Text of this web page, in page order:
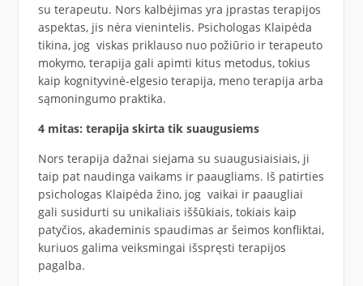
su terapeutu. Nors kalbėjimas yra įprastas terapijos
aspektas, jis nėra vienintelis. Psichologas Klaipėda
tikina, jog viskas priklauso nuo požiūrio ir terapeuto
mokymo, terapija gali apimti kitus metodus, tokius
kaip kognityvinė-elgesio terapija, meno terapija arba
sąmoningumo praktika.
4 mitas: terapija skirta tik suaugusiems
Nors terapija dažnai siejama su suaugusiaisiais, ji
taip pat naudinga vaikams ir paaugliams. Iš patirties
psichologas Klaipėda žino, jog vaikai ir paaugliai
gali susidurti su unikaliais iššūkiais, tokiais kaip
patyčios, akademinis spaudimas ar šeimos konfliktai,
kuriuos galima veiksmingai išspręsti terapijos
pagalba.